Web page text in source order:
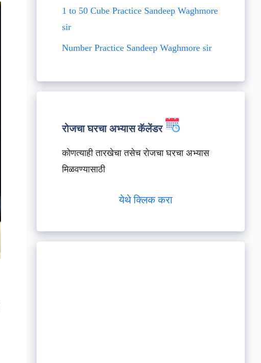
1 to 50 Cube Practice Sandeep Waghmore
sir
Number Practice Sandeep Waghmore sir
रोजचा घरचा अभ्यास कॅलेंडर
कोणत्याही तारखेचा तसेच रोजचा घरचा अभ्यास
मिळवण्यासाठी
येथे क्लिक करा